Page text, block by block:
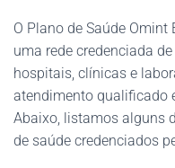
O Plano de Saúde
uma rede credenciada
hospitais, clínicas e
atendimento qualificado
Abaixo, listamos alguns
de saúde credenciados